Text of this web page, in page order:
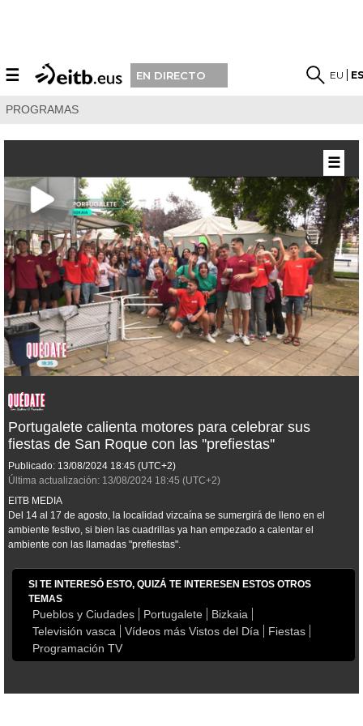
☰ EN DIRECTO EU
PROGRAMAS
Portugalete calienta motores para celebrar sus
fiestas de San Roque con las ''prefiestas''
Publicado: 13/08/2024 18:45 (UTC+2)
Última actualización: 13/08/2024 18:45 (UTC+2)
EITB MEDIA
Del 14 al 17 de agosto, la localidad vizcaína se sumergirá de lleno en el
ambiente festivo, si bien las cuadrillas ya han empezado a calentar el
ambiente con las llamadas "prefiestas".
SI TE INTERESÓ ESTO, QUIZÁ TE INTERESEN ESTOS OTROS
TEMAS
Pueblos y Ciudades Portugalete
Bizkaia
Televisión vasca
Vídeos más Vistos del Día
Fiestas
Programación TV
☰